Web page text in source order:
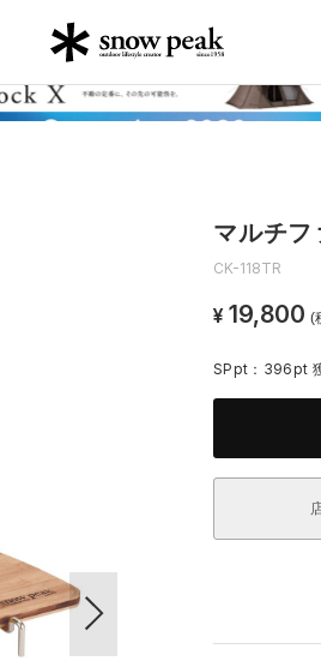
マルチフ
CK-118TR
¥ 19,800 (
SPpt：396pt